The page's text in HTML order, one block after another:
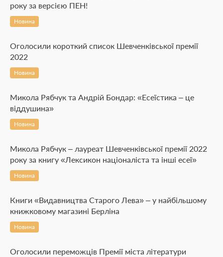
року за верcією ПЕН!
Новина
Оголосили короткий список Шевченківської премії
2022
Новина
Микола Рябчук та Андрій Бондар: «Есеїстика – це
віддушина»
Новина
Микола Рябчук – лауреат Шевченківської премії 2022
року за книгу «Лексикон націоналіста та інші есеї»
Новина
Книги «Видавництва Старого Лева» – у найбільшому
книжковому магазині Берліна
Новина
Оголосили переможців Премії міста літератури